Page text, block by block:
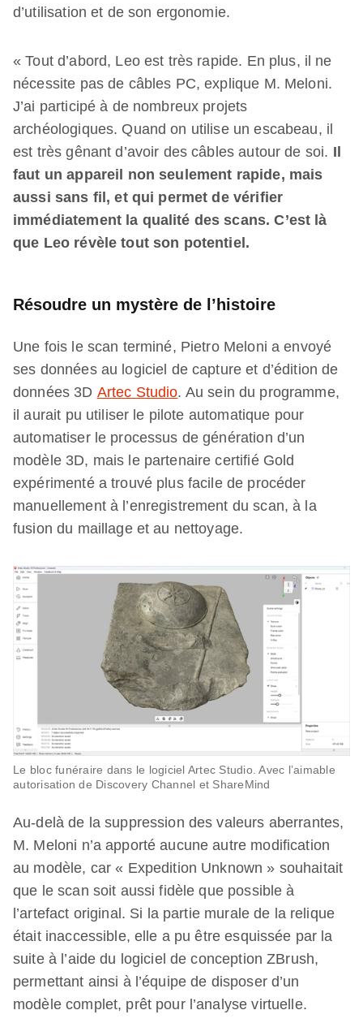
d’utilisation et de son ergonomie.
« Tout d’abord, Leo est très rapide. En plus, il ne
nécessite pas de câbles PC, explique M. Meloni.
J’ai participé à de nombreux projets
archéologiques. Quand on utilise un escabeau, il
est très gênant d’avoir des câbles autour de soi. Il
faut un appareil non seulement rapide, mais
aussi sans fil, et qui permet de vérifier
immédiatement la qualité des scans. C’est là
que Leo révèle tout son potentiel.
Résoudre un mystère de l’histoire
Une fois le scan terminé, Pietro Meloni a envoyé
ses données au logiciel de capture et d’édition de
données 3D Artec Studio. Au sein du programme,
il aurait pu utiliser le pilote automatique pour
automatiser le processus de génération d’un
modèle 3D, mais le partenaire certifié Gold
expérimenté a trouvé plus facile de procéder
manuellement à l’enregistrement du scan, à la
fusion du maillage et au nettoyage.
Le bloc funéraire dans le logiciel Artec Studio. Avec l’aimable
autorisation de Discovery Channel et ShareMind
Au-delà de la suppression des valeurs aberrantes,
M. Meloni n’a apporté aucune autre modification
au modèle, car « Expedition Unknown » souhaitait
que le scan soit aussi fidèle que possible à
l’artefact original. Si la partie murale de la relique
était inaccessible, elle a pu être esquissée par la
suite à l’aide du logiciel de conception ZBrush,
permettant ainsi à l’équipe de disposer d’un
modèle complet, prêt pour l’analyse virtuelle.